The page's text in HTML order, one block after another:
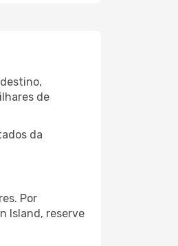
de
da
Por
Island, reserve